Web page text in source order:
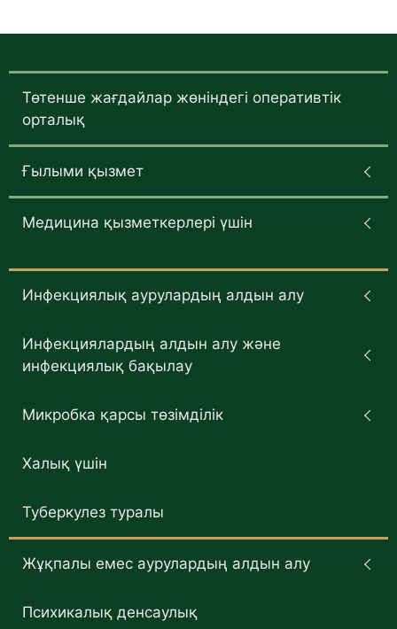
Төтенше жағдайлар жөніндегі оперативтік
орталық
Ғылыми қызмет
Медицина қызметкерлері үшін
Инфекциялық аурулардың алдын алу
Инфекциялардың алдын алу және
инфекциялық бақылау
Микробка қарсы төзімділік
Халық үшін
Туберкулез туралы
Жұқпалы емес аурулардың алдын алу
Психикалық денсаулық